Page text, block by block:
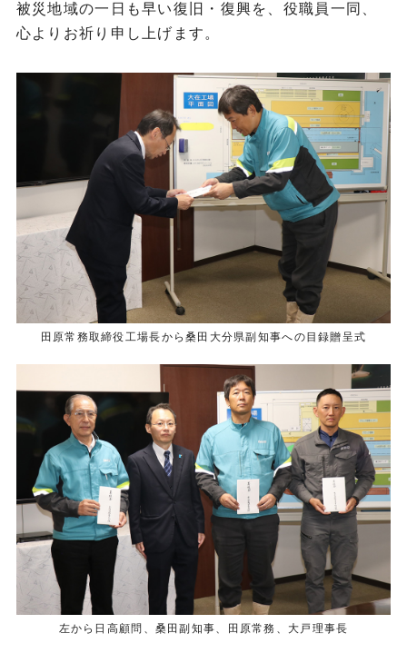
被災地域の一日も早い復旧・復興を、役職員一同、
心よりお祈り申し上げます。
田原常務取締役工場長から桑田大分県副知事への目録贈呈式
左から日高顧問、桑田副知事、田原常務、大戸理事長